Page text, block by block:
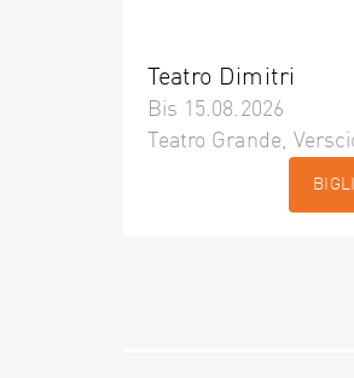
Teatro Dimitri
Bis 15.08.2026
Teatro Grande,